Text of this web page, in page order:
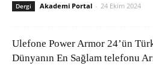
Dergi Akademi Portal - 24 Ekim 2024
Ulefone Power Armor 24’ün
Dünyanın En Sağlam telefonu